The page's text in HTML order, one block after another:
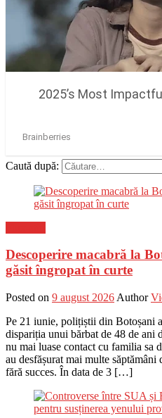
Caută după:
Descoperire macabră la
găsit îngropat în curte
Posted on 9 august 2026 Author
Pe 21 iunie, polițiștii din Botoșani
dispariția unui bărbat de 48 de
nu mai luase contact cu familia sa
au desfășurat mai multe
fără succes. În data de 3 […]